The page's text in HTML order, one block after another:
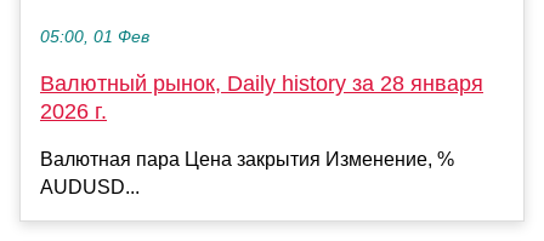
05:00, 01 Фев
Валютный рынок, Daily history за 28 января
2026 г.
Валютная пара Цена закрытия Изменение, %
AUDUSD...